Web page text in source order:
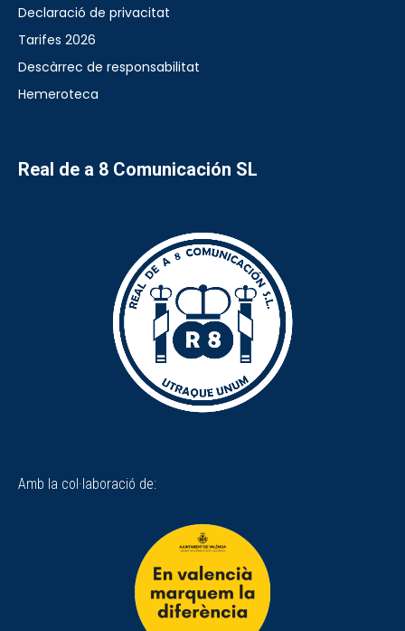
Declaració de privacitat
Tarifes 2026
Descàrrec de responsabilitat
Hemeroteca
Real de a 8 Comunicación SL
Amb la col·laboració de: